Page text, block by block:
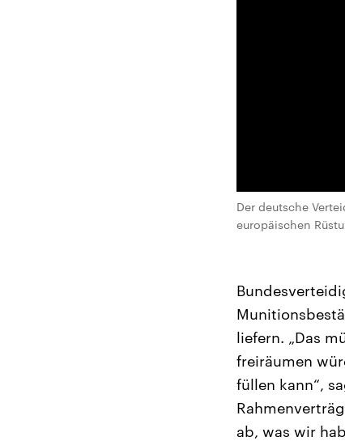
Der deutsche
europäischen
liefern. „Das
freiräumen
füllen kann“,
ab, was wir